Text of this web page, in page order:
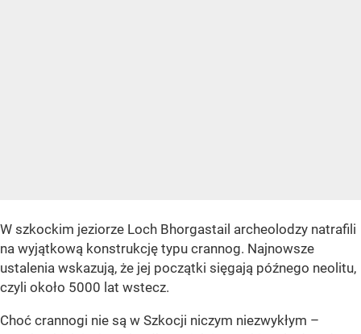
W szkockim jeziorze Loch Bhorgastail archeolodzy natrafili
na wyjątkową konstrukcję typu crannog. Najnowsze
ustalenia wskazują, że jej początki sięgają późnego neolitu,
czyli około 5000 lat wstecz.
Choć crannogi nie są w Szkocji niczym niezwykłym –